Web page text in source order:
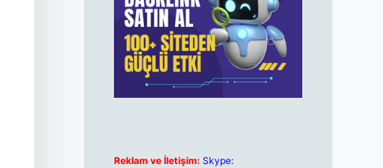
Reklam ve İletişim: Skype: